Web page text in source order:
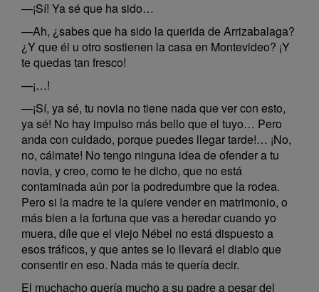
—¡Sí! Ya sé que ha sido…
—Ah, ¿sabes que ha sido la querida de Arrizabalaga?
¿Y que él u otro sostienen la casa en Montevideo? ¡Y
te quedas tan fresco!
—¡…!
—¡Sí, ya sé, tu novia no tiene nada que ver con esto,
ya sé! No hay impulso más bello que el tuyo… Pero
anda con cuidado, porque puedes llegar tarde!… ¡No,
no, cálmate! No tengo ninguna idea de ofender a tu
novia, y creo, como te he dicho, que no está
contaminada aún por la podredumbre que la rodea.
Pero si la madre te la quiere vender en matrimonio, o
más bien a la fortuna que vas a heredar cuando yo
muera, díle que el viejo Nébel no está dispuesto a
esos tráficos, y que antes se lo llevará el diablo que
consentir en eso. Nada más te quería decir.
El muchacho quería mucho a su padre a pesar del